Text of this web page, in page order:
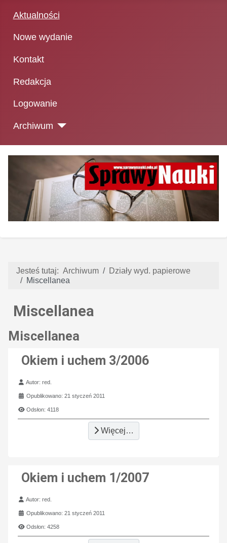
Aktualności
Nowe wydanie
Kontakt
Redakcja
Logowanie
Archiwum
Jesteś tutaj: Archiwum
Działy wyd. papierowe
Miscellanea
Miscellanea
Miscellanea
Okiem i uchem 3/2006
Szczegóły
Autor:red.
Opublikowano: 21 styczeń 2011
Odsłon: 4118
Więcej…
Okiem i uchem 1/2007
Szczegóły
Autor:red.
Opublikowano: 21 styczeń 2011
Odsłon: 4258